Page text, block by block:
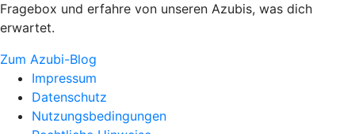
Fragebox und erfahre von unseren Azubis, was dich
erwartet.
Zum Azubi-Blog
Impressum
Datenschutz
Nutzungsbedingungen